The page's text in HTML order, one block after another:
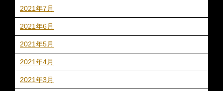
2021年7月
2021年6月
2021年5月
2021年4月
2021年3月